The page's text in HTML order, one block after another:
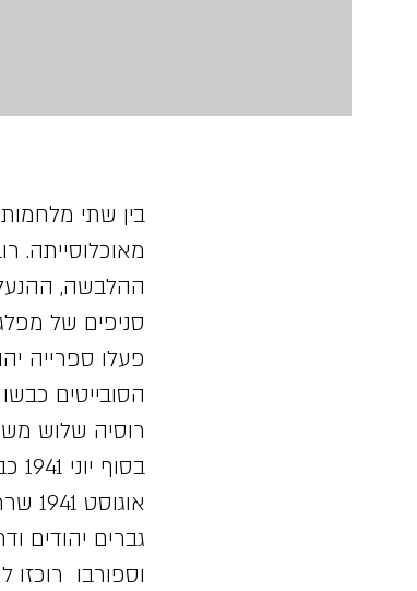
מאוכלוסייתה.
ההלבשה,
סניפים של
פעלו ספרייה
רוסיה שלוש
גברים יהודים
וספורבו רוכזו